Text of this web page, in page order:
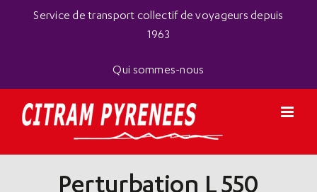
Service de transport collectif de voyageurs depuis
1963
Qui sommes-nous
Panneau de gestion des cookies